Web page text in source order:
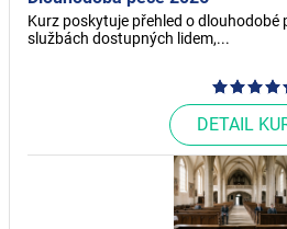
Kurz poskytuje přehled o dlouhodobé
službách dostupných lidem,...
DETAIL